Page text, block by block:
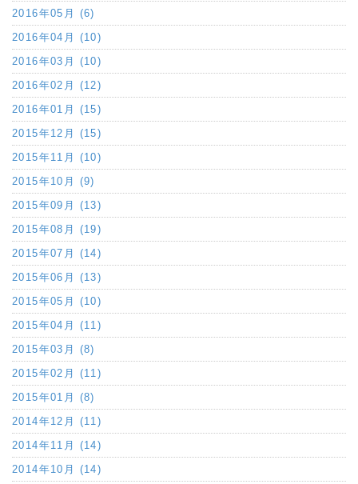
2016年05月 (6)
2016年04月 (10)
2016年03月 (10)
2016年02月 (12)
2016年01月 (15)
2015年12月 (15)
2015年11月 (10)
2015年10月 (9)
2015年09月 (13)
2015年08月 (19)
2015年07月 (14)
2015年06月 (13)
2015年05月 (10)
2015年04月 (11)
2015年03月 (8)
2015年02月 (11)
2015年01月 (8)
2014年12月 (11)
2014年11月 (14)
2014年10月 (14)